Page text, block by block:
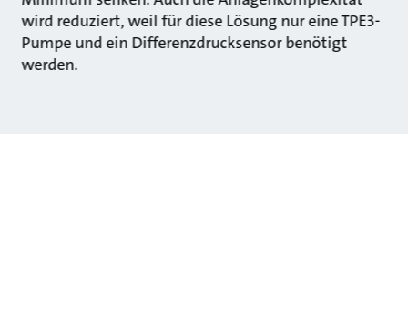
wird reduziert, weil für diese Lösung nur eine TPE3-
Pumpe und ein Differenzdrucksensor benötigt
werden.